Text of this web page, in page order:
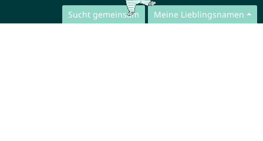
Sucht gemeinsam Meine Lieblingsnamen